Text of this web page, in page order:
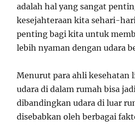
adalah hal yang sangat
kesejahteraan kita sehari-
penting bagi kita untuk
lebih nyaman dengan udara
Menurut para ahli kesehatan
udara di dalam rumah bisa
dibandingkan udara di luar
disebabkan oleh berbagai